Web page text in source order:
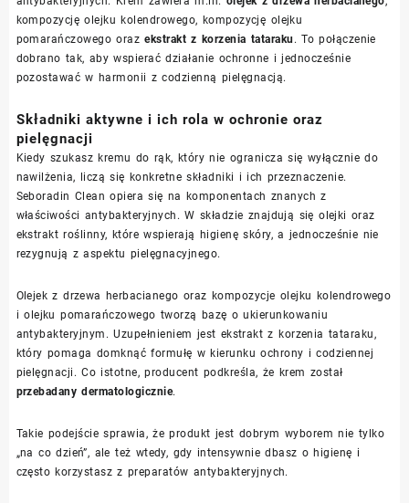
kompozycję olejku kolendrowego, kompozycję olejku
pomarańczowego orazekstrakt z korzenia tataraku . To połączenie
dobrano tak, aby wspierać działanie ochronne i jednocześnie
pozostawać w harmonii z codzienną pielęgnacją.
Składniki aktywne i ich rola w ochronie oraz
pielęgnacji
Kiedy szukasz kremu do rąk, który nie ogranicza się wyłącznie do
nawilżenia, liczą się konkretne składniki i ich przeznaczenie.
Seboradin Clean opiera się na komponentach znanych z
właściwości antybakteryjnych. W składzie znajdują się olejki oraz
ekstrakt roślinny, które wspierają higienę skóry, a jednocześnie nie
rezygnują z aspektu pielęgnacyjnego.
Olejek z drzewa herbacianego oraz kompozycje olejku kolendrowego
i olejku pomarańczowego tworzą bazę o ukierunkowaniu
antybakteryjnym. Uzupełnieniem jest ekstrakt z korzenia tataraku,
który pomaga domknąć formułę w kierunku ochrony i codziennej
pielęgnacji. Co istotne, producent podkreśla, że krem został
przebadany dermatologicznie.
Takie podejście sprawia, że produkt jest dobrym wyborem nie tylko
„na co dzień”, ale też wtedy, gdy intensywnie dbasz o higienę i
często korzystasz z preparatów antybakteryjnych.